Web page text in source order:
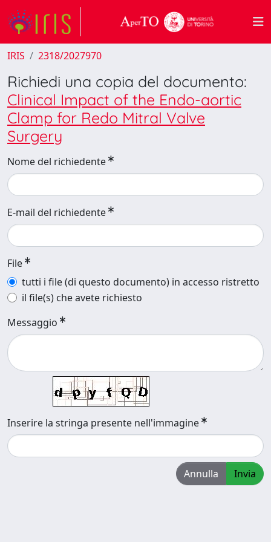
IRIS 2318/2027970
Richiedi una copia del documento:
Clinical Impact of the Endo-aortic
Clamp for Redo Mitral Valve
Surgery
Nome del richiedente
E-mail del richiedente
File
tutti i file (di questo documento) in accesso ristretto
il file(s) che avete richiesto
Messaggio
Inserire la stringa presente nell'immagine
Annulla Invia